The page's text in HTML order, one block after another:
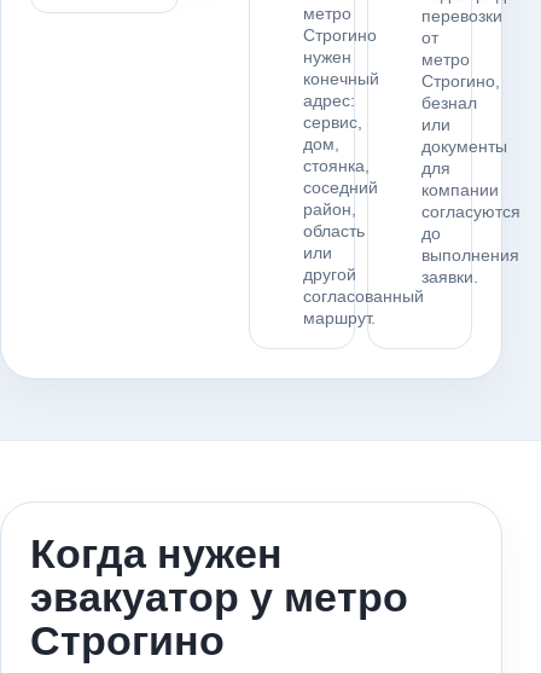
метро
Строгино
нужен
конечный
адрес:
сервис,
дом,
стоянка,
соседний
район,
область
или
другой
согласованный
маршрут.
перевозки
от
метро
Строгино,
безнал
или
документы
для
компании
согласуются
до
выполнения
заявки.
Когда нужен
эвакуатор у метро
Строгино